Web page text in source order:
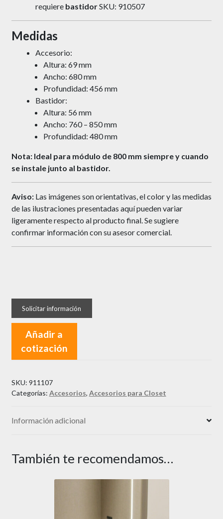
requiere bastidorSKU: 910507
Medidas
Accesorio:
Altura: 69 mm
Ancho: 680 mm
Profundidad: 456 mm
Bastidor:
Altura: 56 mm
Ancho: 760 – 850 mm
Profundidad: 480 mm
Nota: Ideal para módulo de 800 mm siempre y cuando
se instale junto al bastidor.
Aviso:Las imágenes son orientativas, el color y las medidas
de las ilustraciones presentadas aquí pueden variar
ligeramente respecto al producto final. Se sugiere
confirmar información con su asesor comercial.
Añadir a
cotización
SKU: 911107
Categorías: Accesorios, Accesorios para Closet
Información adicional
También te recomendamos…